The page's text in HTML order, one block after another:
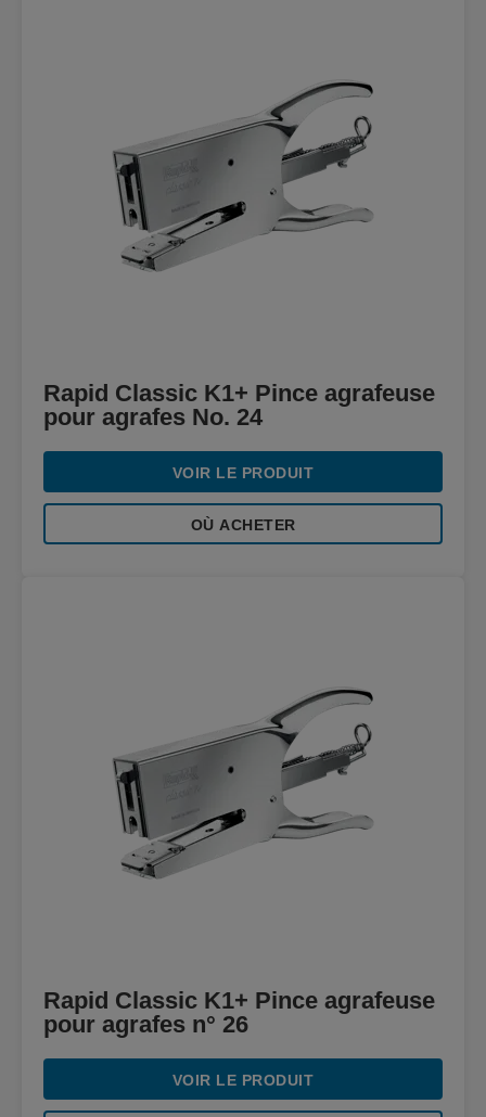
Rapid Classic K1+ Pince agrafeuse
pour agrafes No. 24
VOIR LE PRODUIT
OÙ ACHETER
Rapid Classic K1+ Pince agrafeuse
pour agrafes n° 26
VOIR LE PRODUIT